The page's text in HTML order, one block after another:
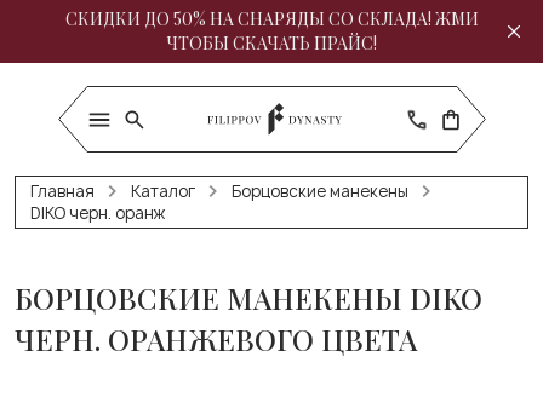
СКИДКИ ДО 50% НА СНАРЯДЫ СО СКЛАДА! ЖМИ
ЧТОБЫ СКАЧАТЬ ПРАЙС!
Главная Каталог
Борцовские манекены
DIKO черн. оранж
БОРЦОВСКИЕ МАНЕКЕНЫ DIKO
ЧЕРН. ОРАНЖЕВОГО ЦВЕТА